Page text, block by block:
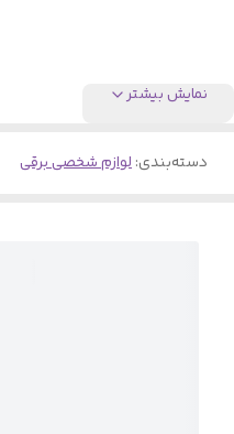
نمایش بیشتر
دسته‌بندی:لوازم شخصی برقی